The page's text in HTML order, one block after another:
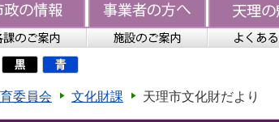
委員会 文化財課 天理市文化財だより